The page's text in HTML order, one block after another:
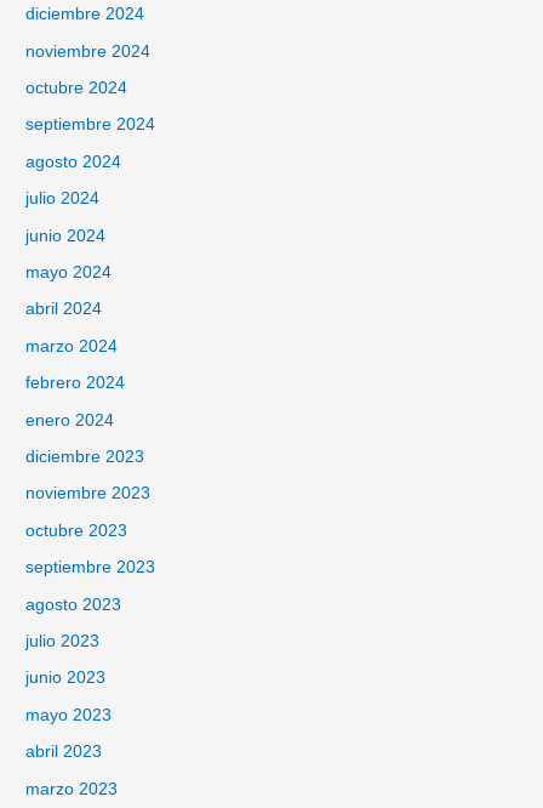
diciembre 2024
noviembre 2024
octubre 2024
septiembre 2024
agosto 2024
julio 2024
junio 2024
mayo 2024
abril 2024
marzo 2024
febrero 2024
enero 2024
diciembre 2023
noviembre 2023
octubre 2023
septiembre 2023
agosto 2023
julio 2023
junio 2023
mayo 2023
abril 2023
marzo 2023